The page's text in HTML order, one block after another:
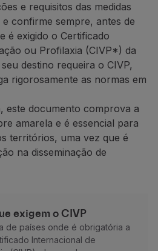
in
e requisitos das medidas
confirme sempre, antes de
é exigido o Certificado
ou Profilaxia (CIVP*) da
destino requeira o CIVP,
rigorosamente as normas em
este documento comprova a
amarela e é essencial para
territórios, uma vez que é
na disseminação de
exigem o CIVP
de países onde é obrigatória a
Internacional de